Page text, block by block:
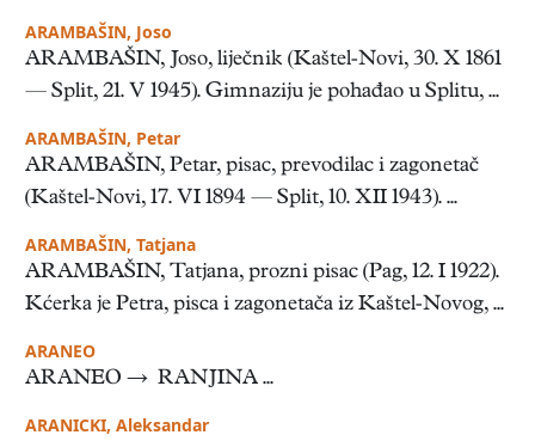
ARAMBAŠIN, Joso
ARAMBAŠIN, Joso, liječnik (Kaštel-Novi, 30. X 1861
— Split, 21. V 1945). Gimnaziju je pohađao u Splitu, ...
ARAMBAŠIN, Petar
ARAMBAŠIN, Petar, pisac, prevodilac i zagonetač
(Kaštel-Novi, 17. VI 1894 — Split, 10. XII 1943). ...
ARAMBAŠIN, Tatjana
ARAMBAŠIN, Tatjana, prozni pisac (Pag, 12. I 1922).
Kćerka je Petra, pisca i zagonetača iz Kaštel-Novog, ...
ARANEO
ARANEO → RANJINA ...
ARANICKI, Aleksandar